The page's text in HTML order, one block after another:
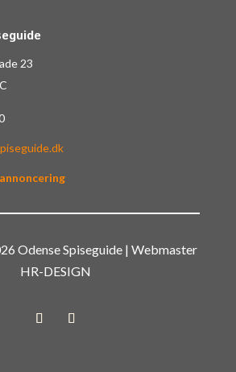
23
Odense Spiseguide | Webmaster
HR-DESIGN